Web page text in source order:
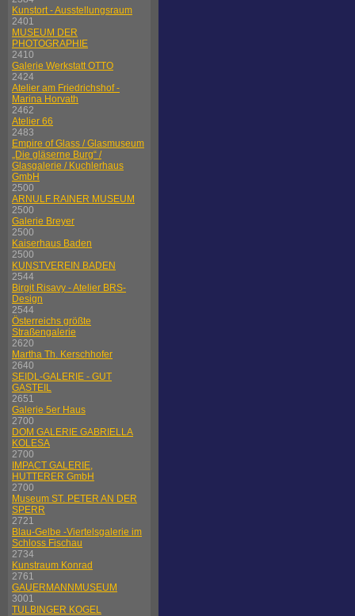
Kunstort - Ausstellungsraum
2401
MUSEUM DER
PHOTOGRAPHIE
2410
Galerie Werkstatt OTTO
2424
Atelier am Friedrichshof -
Marina Horvath
2462
Atelier 66
2483
Empire of Glass / Glasmuseum
„Die gläserne Burg“ /
Glasgalerie / Kuchlerhaus
GmbH
2500
ARNULF RAINER MUSEUM
2500
Galerie Breyer
2500
Kaiserhaus Baden
2500
KUNSTVEREIN BADEN
2544
Birgit Risavy - Atelier BRS-
Design
2544
Österreichs größte
Straßengalerie
2620
Martha Th. Kerschhofer
2640
SEIDL-GALERIE - GUT
GASTEIL
2651
Galerie 5er Haus
2700
DOM GALERIE GABRIELLA
KOLESA
2700
IMPACT GALERIE,
HUTTERER GmbH
2700
Museum ST. PETER AN DER
SPERR
2721
Blau-Gelbe -Viertelsgalerie im
Schloss Fischau
2734
Kunstraum Konrad
2761
GAUERMANNMUSEUM
3001
TULBINGER KOGEL